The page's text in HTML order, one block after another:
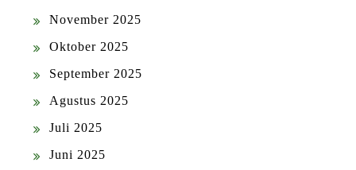
November 2025
Oktober 2025
September 2025
Agustus 2025
Juli 2025
Juni 2025